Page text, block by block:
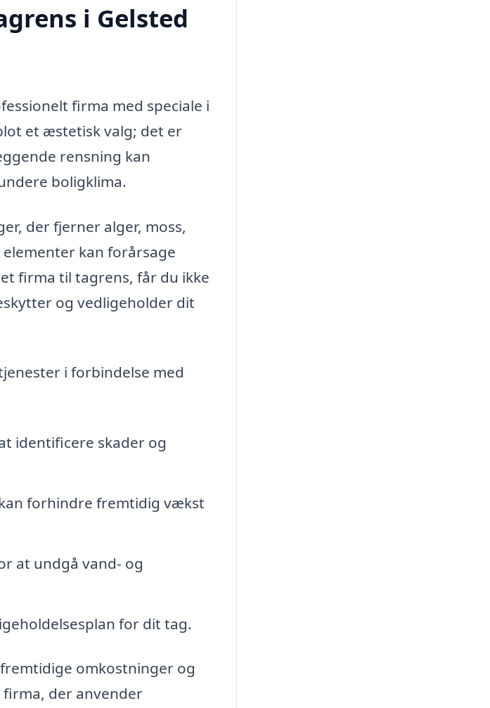
i Gelsted
firma med speciale i
et æstetisk valg; det er
rensning kan
boligklima.
der fjerner alger, moss,
kan forårsage
firma til tagrens, får du ikke
og vedligeholder dit
i forbindelse med
identificere skader og
forhindre fremtidig vækst
at undgå vand- og
for dit tag.
omkostninger og
der anvender